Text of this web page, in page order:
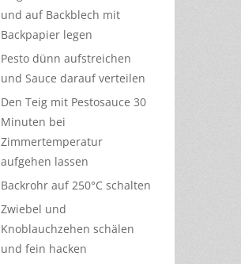
und auf Backblech mit
Backpapier legen
Pesto dünn aufstreichen
und Sauce darauf verteilen
Den Teig mit Pestosauce 30
Minuten bei
Zimmertemperatur
aufgehen lassen
Backrohr auf 250°C schalten
Zwiebel und
Knoblauchzehen schälen
und fein hacken